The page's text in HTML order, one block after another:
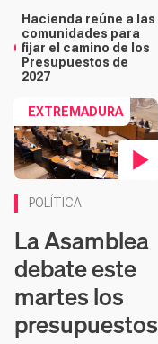
Hacienda reúne a las
comunidades para
fijar el camino de los
Presupuestos de
2027
EXTREMADURA
POLÍTICA
La Asamblea
debate este
martes los
presupuestos